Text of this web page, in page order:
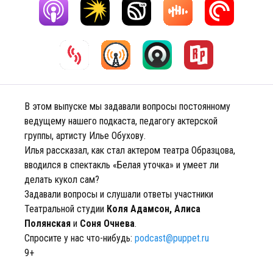
В этом выпуске мы задавали вопросы постоянному
ведущему нашего подкаста, педагогу актерской
группы, артисту Илье Обухову.
Илья рассказал, как стал актером театра Образцова,
вводился в спектакль «Белая уточка» и умеет ли
делать кукол сам?
Задавали вопросы и слушали ответы участники
Театральной студии Коля Адамсон, Алиса
Полянская и Соня Очнева.
Спросите у нас что-нибудь: podcast@puppet.ru
9+